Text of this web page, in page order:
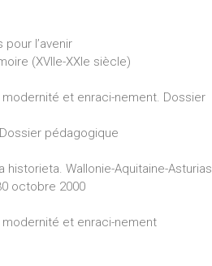
l’avenir
(XVIIe-XXIe siècle)
modernité et enraci-nement. Dossier
pédagogique
Wallonie-Aquitaine-Asturias
octobre 2000
modernité et enraci-nement